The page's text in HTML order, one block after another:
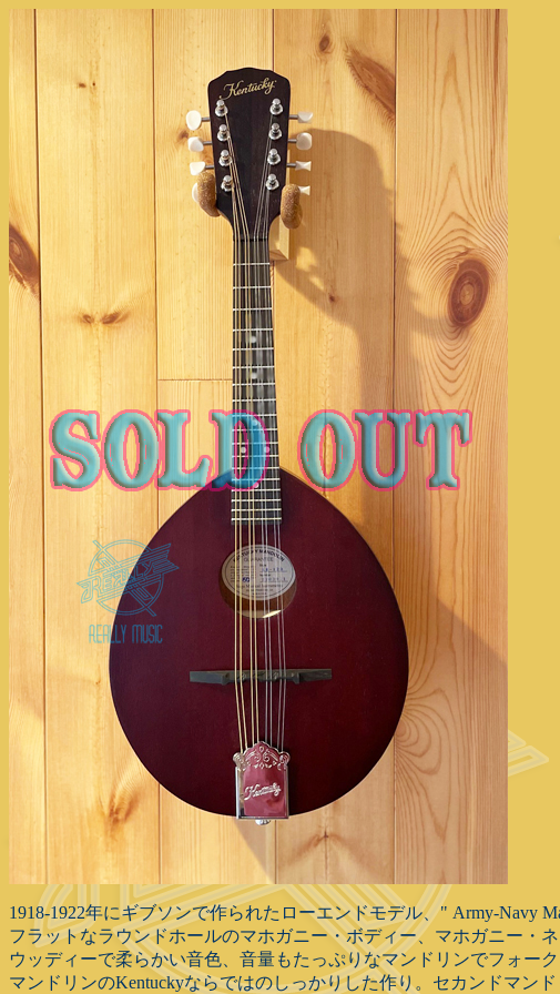
1918-1922年にギブソンで作られたローエンドモデル、" Army-Navy
フラットなラウンドホールのマホガニー・ボディー、マホガニー・
ウッディーで柔らかい音色、音量もたっぷりなマンドリンでフォー
マンドリンのKentuckyならではのしっかりした作り。セカンドマン